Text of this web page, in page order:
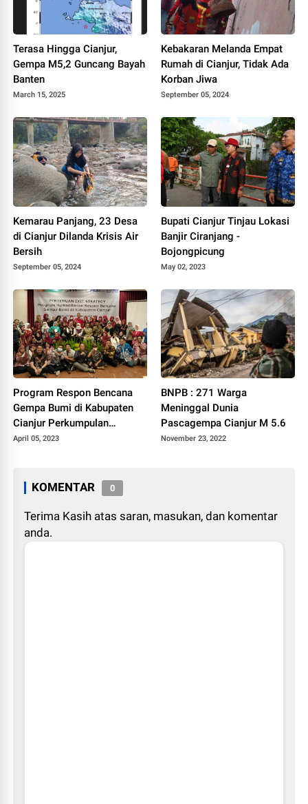
Terasa Hingga Cianjur,
Gempa M5,2 Guncang Bayah
Banten
March 15, 2025
Kebakaran Melanda Empat
Rumah di Cianjur, Tidak Ada
Korban Jiwa
September 05, 2024
Kemarau Panjang, 23 Desa
di Cianjur Dilanda Krisis Air
Bersih
September 05, 2024
Bupati Cianjur Tinjau Lokasi
Banjir Ciranjang -
Bojongpicung
May 02, 2023
Program Respon Bencana
Gempa Bumi di Kabupaten
Cianjur Perkumpulan
Keluarga Berencana
April 05, 2023
BNPB : 271 Warga
Meninggal Dunia
Pascagempa Cianjur M 5.6
November 23, 2022
KOMENTAR 0
Terima Kasih atas saran, masukan, dan komentar
anda.